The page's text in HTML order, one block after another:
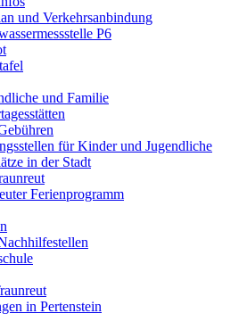
und Verkehrsanbindung
P6
und Familie
für Kinder und Jugendliche
in der Stadt
Ferienprogramm
in Pertenstein